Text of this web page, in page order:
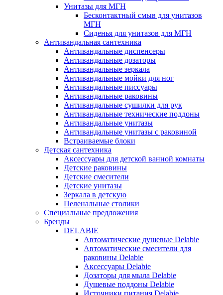
Унитазы для МГН
Бесконтактный смыв для унитазов
МГН
Сиденья для унитазов для МГН
Антивандальная сантехника
Антивандальные диспенсеры
Антивандальные дозаторы
Антивандальные зеркала
Антивандальные мойки для ног
Антивандальные писсуары
Антивандальные раковины
Антивандальные сушилки для рук
Антивандальные технические поддоны
Антивандальные унитазы
Антивандальные унитазы с раковиной
Встраиваемые блоки
Детская сантехника
Аксессуары для детской ванной комнаты
Детские раковины
Детские смесители
Детские унитазы
Зеркала в детскую
Пеленальные столики
Специальные предложения
Бренды
DELABIE
Автоматические душевые Delabie
Автоматические смесители для
раковины Delabie
Аксессуары Delabie
Дозаторы для мыла Delabie
Душевые поддоны Delabie
Источники питания Delabie